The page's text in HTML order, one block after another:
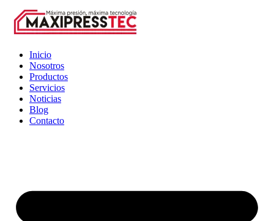
Inicio
Nosotros
Productos
Servicios
Noticias
Blog
Contacto